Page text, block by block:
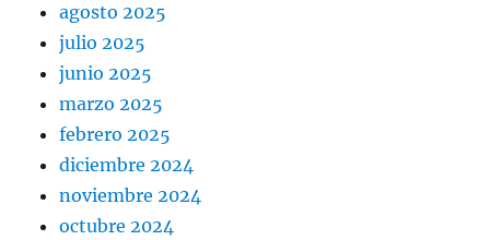
agosto 2025
julio 2025
junio 2025
marzo 2025
febrero 2025
diciembre 2024
noviembre 2024
octubre 2024